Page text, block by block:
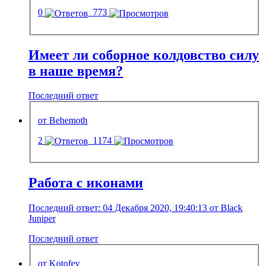
0
773
Имеет ли соборное колдовство силу
в наше время?
Последний ответ
от Behemoth
2
1174
Работа с иконами
Последний ответ: 04 Декабря 2020, 19:40:13 от Black
Juniper
Последний ответ
от Kotofey